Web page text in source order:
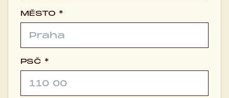
MĚSTO *
PSČ *